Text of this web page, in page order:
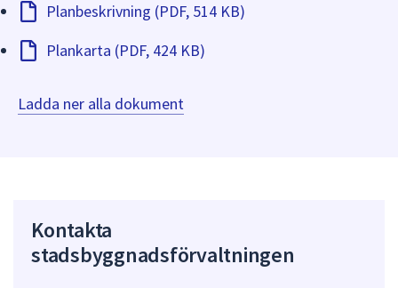
Planbeskrivning (PDF, 514 KB)
Plankarta (PDF, 424 KB)
Ladda ner alla dokument
Kontakta
stadsbyggnadsförvaltningen